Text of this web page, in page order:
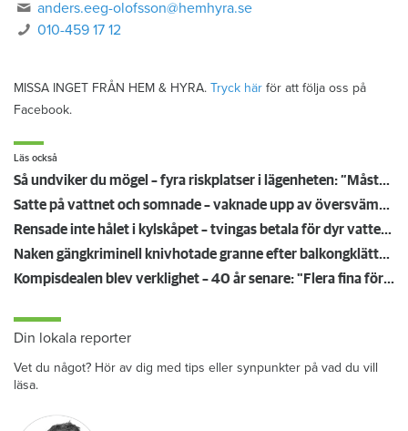
anders.eeg-olofsson@hemhyra.se
010-459 17 12
MISSA INGET FRÅN HEM & HYRA. Tryck här för att följa oss på
Facebook.
Läs också
Så undviker du mögel – fyra riskplatser i lägenheten: ”Måste städa bort”
Satte på vattnet och somnade – vaknade upp av översvämning hos grannen
Rensade inte hålet i kylskåpet – tvingas betala för dyr vattenskada
Naken gängkriminell knivhotade granne efter balkongklättring
Kompisdealen blev verklighet – 40 år senare: "Flera fina fördelar med att dela bostad"
Din lokala reporter
Vet du något? Hör av dig med tips eller synpunkter på vad du vill
läsa.